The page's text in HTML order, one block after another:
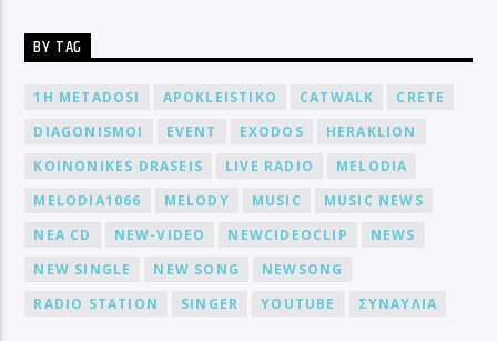
BY TAG
1H METADOSI APOKLEISTIKO CATWALK
CRETE
DIAGONISMOI
EVENT EXODOS
HERAKLION
KOINONIKES DRASEIS
LIVE RADIO
MELODIA
MELODIA1066
MELODY MUSIC
MUSIC NEWS
NEA CD
NEW-VIDEO NEWCIDEOCLIP
NEWS
NEW SINGLE
NEW SONG
NEWSONG
RADIO STATION
SINGER YOUTUBE ΣΥΝΑΥΛΙΑ